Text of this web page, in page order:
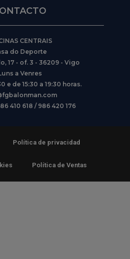
CENTRAIS
do Deporte
17 - of. 3 - 36209 - Vigo
a Venres
e de 15:30 a 19:30 horas.
410 618 / 986 420 176
Política de privacidad
Política de Ventas